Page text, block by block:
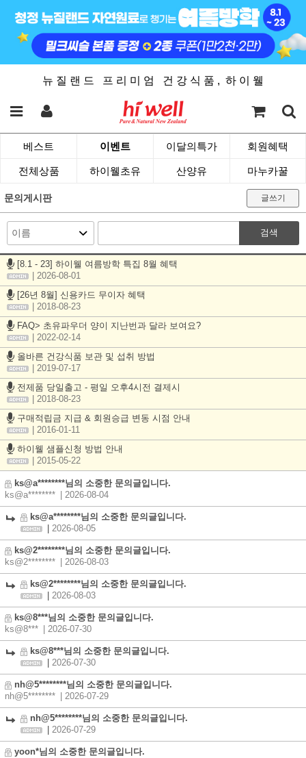
뉴 질 랜 드 프 리 미 엄 건 강 식 품 , 하 이 웰
베스트 이벤트 이달의특가 회원혜택
전체상품 하이웰초유 산양유 마누카꿀
문의게시판 글쓰기
검색
[8.1 - 23] 하이웰 여름방학 특집 8월 혜택
| 2026-08-01
[26년 8월] 신용카드 무이자 혜택
| 2018-08-23
FAQ> 초유파우더 양이 지난번과 달라 보여요?
| 2022-02-14
올바른 건강식품 보관 및 섭취 방법
| 2019-07-17
전제품 당일출고 - 평일 오후4시전 결제시
| 2018-08-23
구매적립금 지급 & 회원승급 변동 시점 안내
| 2016-01-11
하이웰 샘플신청 방법 안내
| 2015-05-22
ks@a********님의 소중한 문의글입니다.
ks@a********
| 2026-08-04
ks@a********님의 소중한 문의글입니다.
2026-08-05
ks@2********님의 소중한 문의글입니다.
ks@2********
| 2026-08-03
ks@2********님의 소중한 문의글입니다.
2026-08-03
ks@8***님의 소중한 문의글입니다.
ks@8***
| 2026-07-30
ks@8***님의 소중한 문의글입니다.
2026-07-30
nh@5********님의 소중한 문의글입니다.
nh@5********
| 2026-07-29
nh@5********님의 소중한 문의글입니다.
2026-07-29
yoon*님의 소중한 문의글입니다.